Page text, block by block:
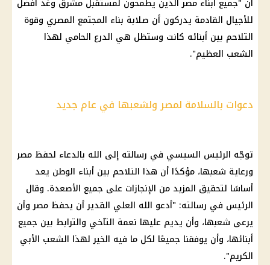
للأجيال القادمة يدركون أن صلابة بناء المجتمع المصري وقوة
التلاحم بين أبنائه كانت وستظل هي الدرع الحامي لهذا
الشعب العظيم".
دعوات بالسلامة لمصر ولشعبها في عام جديد
توجّه الرئيس السيسي في رسالته إلى الله بالدعاء لحفظ مصر
ورعاية شعبها، مؤكدًا أن هذا التلاحم بين أبناء الوطن يعد
أساسًا لتحقيق المزيد من الإنجازات على جميع الأصعدة. وقال
الرئيس في رسالته: "أدعو الله العلي القدير أن يحفظ مصر وأن
يرعى شعبها، وأن يديم عليها نعمة التآخي والترابط بين جميع
أبنائها، وأن يوفقنا جميعًا لكل ما فيه الخير لهذا الشعب الأبي
الكريم".